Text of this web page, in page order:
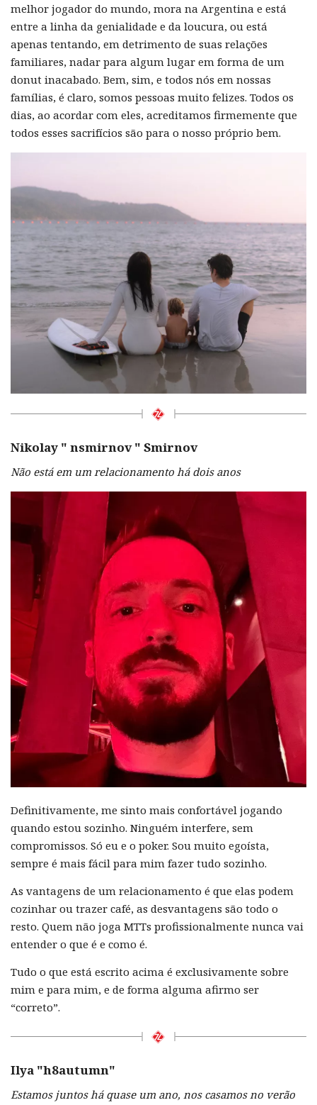
melhor jogador do mundo, mora na Argentina e está
entre a linha da genialidade e da loucura, ou está
apenas tentando, em detrimento de suas relações
familiares, nadar para algum lugar em forma de um
donut inacabado. Bem, sim, e todos nós em nossas
famílias, é claro, somos pessoas muito felizes. Todos os
dias, ao acordar com eles, acreditamos firmemente que
todos esses sacrifícios são para o nosso próprio bem.
Nikolay " nsmirnov" Smirnov
Não está em um relacionamento há dois anos
Definitivamente, me sinto mais confortável jogando
quando estou sozinho. Ninguém interfere, sem
compromissos. Só eu e o poker. Sou muito egoísta,
sempre é mais fácil para mim fazer tudo sozinho.
As vantagens de um relacionamento é que elas podem
cozinhar ou trazer café, as desvantagens são todo o
resto. Quem não joga MTTs profissionalmente nunca vai
entender o que é e como é.
Tudo o que está escrito acima é exclusivamente sobre
mim e para mim, e de forma alguma afirmo ser
“correto”.
Ilya "h8autumn"
Estamos juntos há quase um ano, nos casamos no verão